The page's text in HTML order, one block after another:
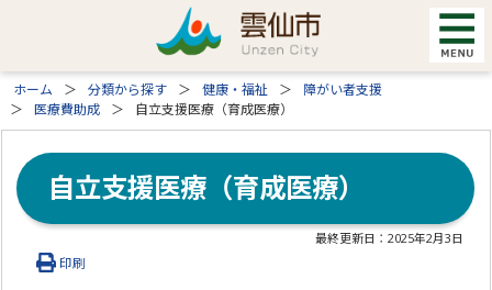
ホーム 分類から探す 健康・福祉
障がい者支援
医療費助成
自立支援医療（育成医療）
自立支援医療（育成医療）
最終更新日：2025年2月3日
印刷